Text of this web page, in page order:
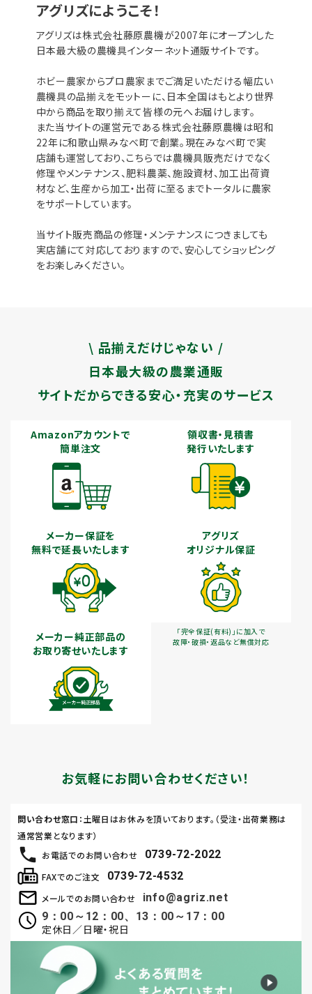
アグリズにようこそ！
アグリズは株式会社藤原農機が2007年にオープンした
日本最大級の農機具インターネット通販サイトです。
ホビー農家からプロ農家までご満足いただける幅広い
農機具の品揃えをモットーに、日本全国はもとより世界
中から商品を取り揃えて皆様の元へお届けします。
また当サイトの運営元である株式会社藤原農機は昭和
22年に和歌山県みなべ町で創業。現在みなべ町で実
店舗も運営しており、こちらでは農機具販売だけでなく
修理やメンテナンス、肥料農薬、施設資材、加工出荷資
材など、生産から加工・出荷に至るまでトータルに農家
をサポートしています。
当サイト販売商品の修理・メンテナンスにつきましても
実店舗にて対応しておりますので、安心してショッピング
をお楽しみください。
\ 品揃えだけじゃない /
日本最大級の農業通販
サイトだからできる安心・充実のサービス
Amazonアカウントで
簡単注文
領収書・見積書
発行いたします
メーカー保証を
無料で延長いたします
アグリズ
オリジナル保証
「完全保証(有料)」に加入で
故障・破損・返品など無償対応
メーカー純正部品の
お取り寄せいたします
お気軽にお問い合わせください！
お電話でのお問い合わせ 0739-72-2022
メールでのお問い合わせ
info@agriz.net
9：00～12：00、13：00～17：00
定休日／日曜・祝日
FAXでのご注文 0739-72-4532
問い合わせ窓口 ：土曜日はお休みを頂いております。（受注・出荷業務は
通常営業となります）